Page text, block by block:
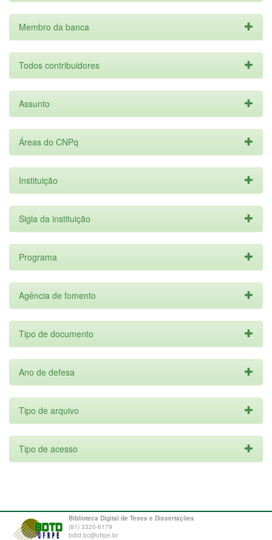
Membro da banca
Todos contribuidores
Assunto
Áreas do CNPq
Instituição
Sigla da instituição
Programa
Agência de fomento
Tipo de documento
Ano de defesa
Tipo de arquivo
Tipo de acesso
Biblioteca Digital de Teses e Dissertações
(81) 3320-6179
bdtd.bc@ufrpe.br